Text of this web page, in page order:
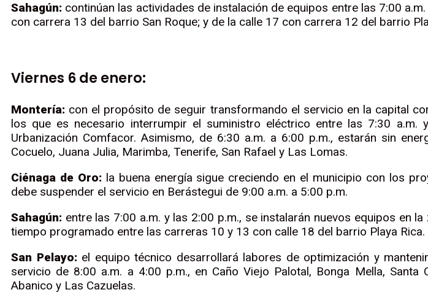
Sahagún: continúan las actividades de instalación de equipos entre las 7:00
con carrera 13 del barrio San Roque; y de la calle 17 con carrera 12 del barrio
Viernes 6 de enero:
Montería: con el propósito de seguir transformando el servicio en la capital
los que es necesario interrumpir el suministro eléctrico entre las 7:30
Urbanización Comfacor. Asimismo, de 6:30 a.m. a 6:00 p.m., estarán sin
Cocuelo, Juana Julia, Marimba, Tenerife, San Rafael y Las Lomas.
Ciénaga de Oro: la buena energía sigue creciendo en el municipio con los
debe suspender el servicio en Berástegui de 9:00 a.m. a 5:00 p.m.
Sahagún: entre las 7:00 a.m. y las 2:00 p.m., se instalarán nuevos equipos en
tiempo programado entre las carreras 10 y 13 con calle 18 del barrio Playa Rica.
San Pelayo: el equipo técnico desarrollará labores de optimización y
servicio de 8:00 a.m. a 4:00 p.m., en Caño Viejo Palotal, Bonga Mella,
Abanico y Las Cazuelas.